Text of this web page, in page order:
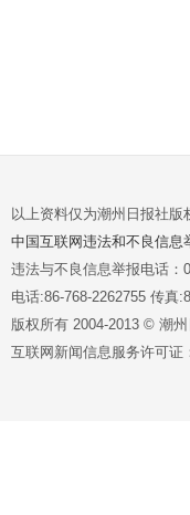
以上资料仅为潮州日报社
中国互联网违法和不良信息
违法与不良信息举报电话：
电话:86-768-2262755 传真
版权所有 2004-2013 © 潮
互联网新闻信息服务许可证